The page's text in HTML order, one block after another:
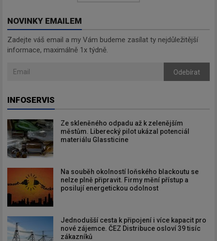
NOVINKY EMAILEM
Zadejte váš email a my Vám budeme zasílat ty nejdůležitější
informace, maximálně 1x týdně.
Odebírat
INFOSERVIS
Ze skleněného odpadu až k zelenějším
městům. Liberecký pilot ukázal potenciál
materiálu Glassticine
Na souběh okolností loňského blackoutu se
nelze plně připravit. Firmy mění přístup a
posilují energetickou odolnost
Jednodušší cesta k připojení i více kapacit pro
nové zájemce. ČEZ Distribuce osloví 39 tisíc
zákazníků